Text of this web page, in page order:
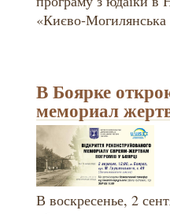
«Києво-Могилянська
В Боярке
мемориал
В воскресенье, 2